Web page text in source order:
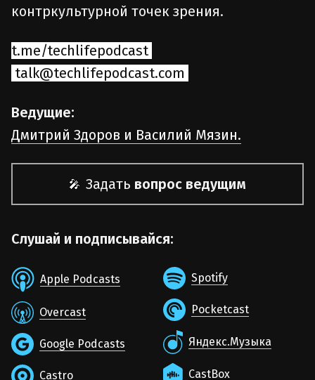
контркультурной точек зрения.
t.me/techlifepodcast
talk@techlifepodcast.com
Ведущие:
Дмитрий Здоров и Василий Мязин.
🎤 Задать вопрос ведущим
Слушай и подписывайся:
Apple Podcasts
Overcast
Google Podcasts
Castro
Spotify
Pocketcast
Яндекс.Музыка
CastBox